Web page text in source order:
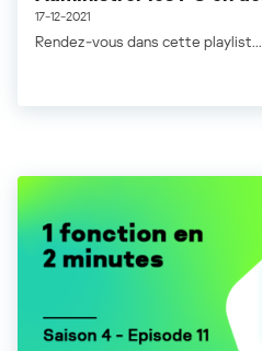
17-12-2021
Rendez-vous dans cette playlist...